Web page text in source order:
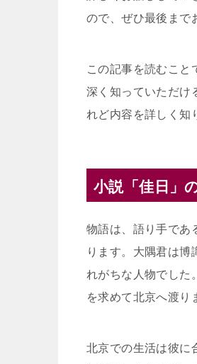
ので、ぜひ最後まで
この記事を読むこと
深く知っていただけ
れど内容を詳しく知
小説「佳日」
物語は、語り手であ
ります。大隅君は博
れがちな人物でした
を求めて北京へ渡り
北京での生活は彼に